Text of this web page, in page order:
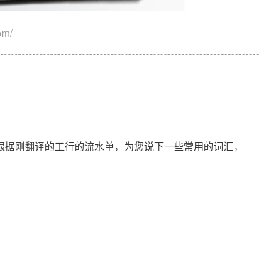
刚翻译的工行的流水单，为您说下一些常用的词汇，